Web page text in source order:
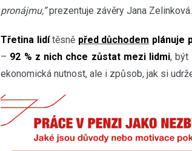
pronájmu,”prezentuje závěry Jana Zelinková.
Třetina lidítěsně před důchodem plánuje
– 92 % z nich chce zůstat mezi lidmi, být
ekonomická nutnost, ale i způsob, jak si